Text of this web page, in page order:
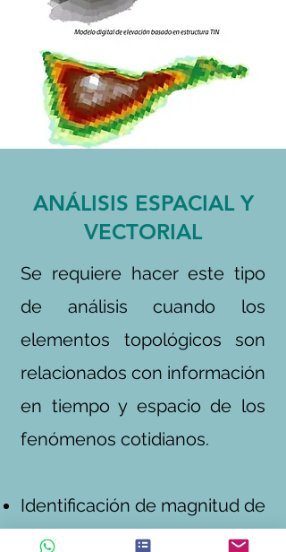
ANÁLISIS ESPACIAL Y
VECTORIAL
Se requiere hacer este tipo
de análisis cuando los
elementos topológicos son
relacionados con información
en tiempo y espacio de los
fenómenos cotidianos.
Identificación de magnitud de
eventualidades